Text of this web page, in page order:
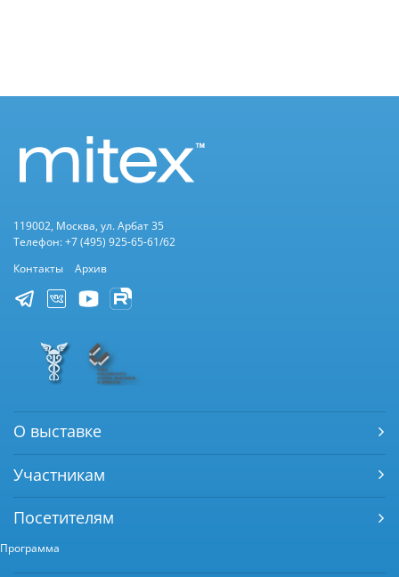
119002, Москва, ул. Арбат 35
Телефон: +7 (495) 925-65-61/62
Контакты
Архив
О выставке
Участникам
Посетителям
Программа